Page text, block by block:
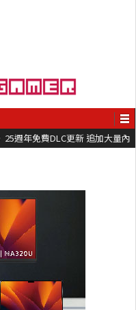
25週年免費DLC更新 追加大量內